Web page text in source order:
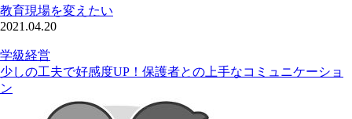
教育現場を変えたい
2021.04.20
学級経営
少しの工夫で好感度UP！保護者との上手なコミュニケーショ
ン